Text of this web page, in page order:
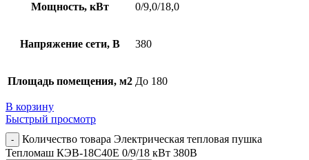
Мощность, кВт 0/9,0/18,0
Напряжение сети, В 380
Площадь помещения, м2 До 180
В корзину
Быстрый просмотр
Количество товара Электрическая тепловая пушка
Тепломаш КЭВ-18С40Е 0/9/18 кВт 380В